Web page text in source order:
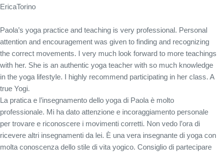
EricaTorino
Paola’s yoga practice and teaching is very professional. Personal
attention and encouragement was given to finding and recognizing
the correct movements. I very much look forward to more teachings
with her. She is an authentic yoga teacher with so much knowledge
in the yoga lifestyle. I highly recommend participating in her class. A
true Yogi.
La pratica e l’insegnamento dello yoga di Paola è molto
professionale. Mi ha dato attenzione e incoraggiamento personale
per trovare e riconoscere i movimenti corretti. Non vedo l’ora di
ricevere altri insegnamenti da lei. È una vera insegnante di yoga con
molta conoscenza dello stile di vita yogico. Consiglio di partecipare